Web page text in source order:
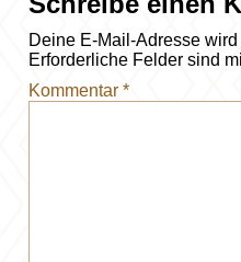
Deine E-Mail-Adresse
Erforderliche Felder sind
Kommentar*